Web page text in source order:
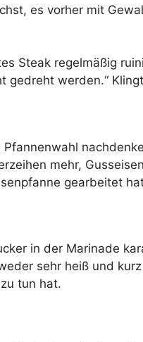
es vorher mit
Steak regelmäßig
gedreht werden.“
mehr,
gearbeitet
in der Marinade
sehr heiß und
tun hat.